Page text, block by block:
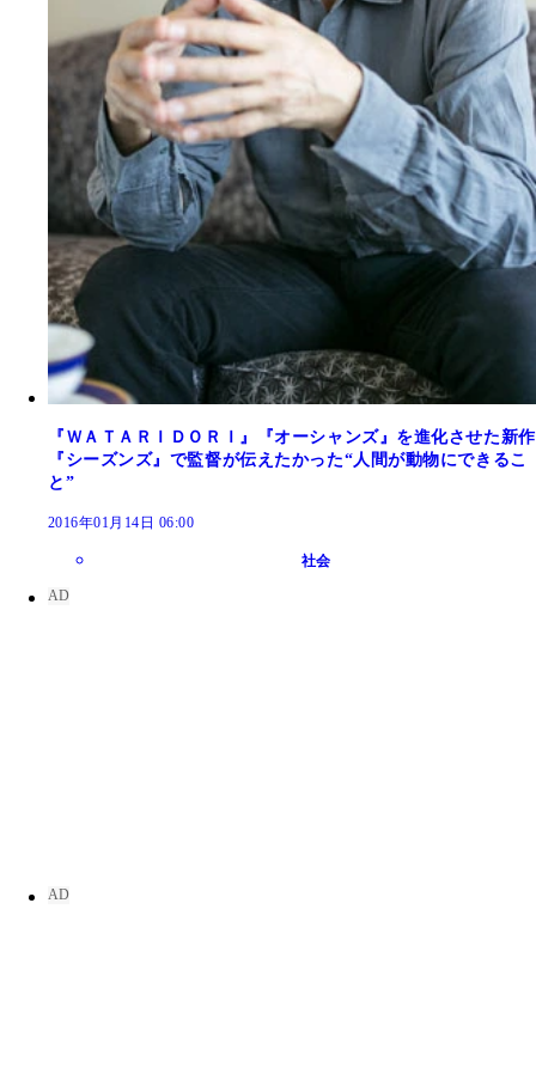
『ＷＡＴＡＲＩＤＯＲＩ』『オーシャンズ』を進化させた新作
『シーズンズ』で監督が伝えたかった“人間が動物にできるこ
と”
2016年01月14日 06:00
社会